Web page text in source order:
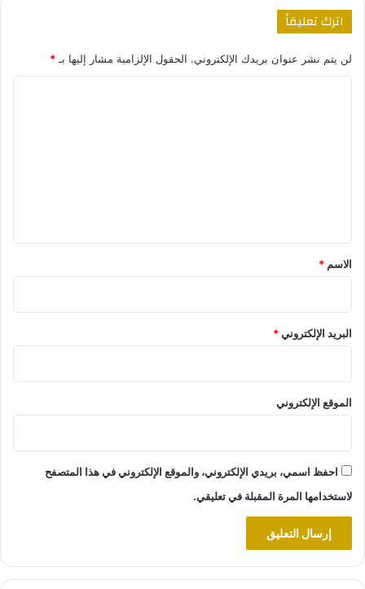
اترك تعليقاً
لن يتم نشر عنوان بريدك الإلكتروني. الحقول الإلزامية مشار إليها بـ *
*
الاسم *
البريد الإلكتروني*
الموقع الإلكتروني
احفظ اسمي، بريدي الإلكتروني، والموقع الإلكتروني في هذا المتصفح
لاستخدامها المرة المقبلة في تعليقي.